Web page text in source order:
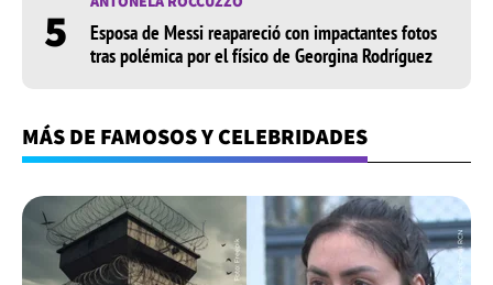
5
Esposa de Messi reapareció con impactantes fotos
tras polémica por el físico de Georgina Rodríguez
MÁS DE FAMOSOS Y CELEBRIDADES